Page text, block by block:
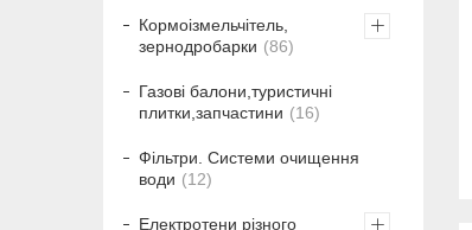
Кормоізмельчітель,
зернодробарки
86
Газові балони,туристичні
плитки,запчастини
16
Фільтри. Системи очищення
води
12
Електротени різного